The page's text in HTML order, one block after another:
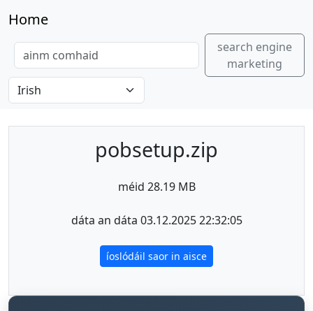
Home
search engine
marketing
pobsetup.zip
méid 28.19 MB
dáta an dáta 03.12.2025 22:32:05
íoslódáil saor in aisce